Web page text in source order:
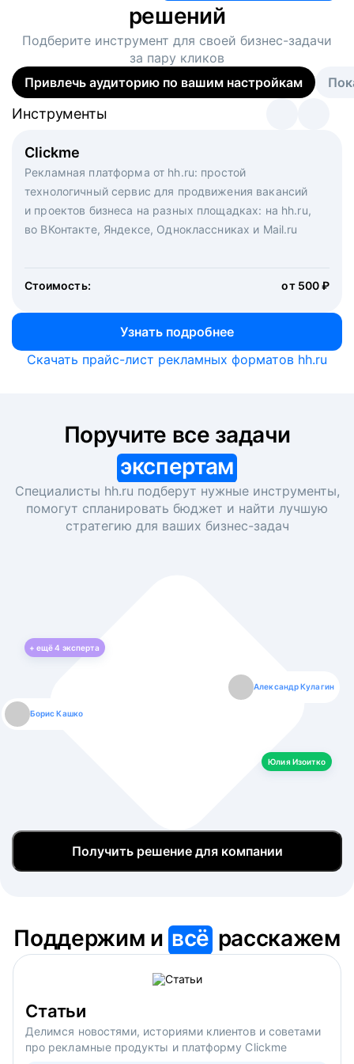
решений
Подберите инструмент для своей бизнес-задачи
за пару кликов
Привлечь аудиторию по вашим настройкам
Clickme
Рекламная платформа от hh.ru: простой
технологичный сервис для продвижения вакансий
и проектов бизнеса на разных площадках: на hh.ru,
во ВКонтакте, Яндексе, Одноклассниках и Mail.ru
Стоимость: от 500 ₽
Узнать подробнее
Инструменты
Вакансия дня
Рекламный формат для вакансий на главной странице
hh.ru. Увеличивает количество откликов
Инструменты
Массовый подбор под ключ. Решите, сколько
кандидатов и когда вам нужно, и за дело возьмутся
маркетологи, рекрутеры и проектные менеджеры
hh.ru с целым набором digital-инструментов
Инструменты
Скачать прайс-лист рекламных форматов hh.ru
экспертам
Специалисты hh.ru подберут нужные инструменты,
помогут спланировать бюджет и найти лучшую
стратегию для ваших бизнес-задач
+ ещё4 эксперта
Борис Кашко
Александр Кулагин
Юлия Изоитко
Юлия Изоитко
Даниил Макаров
Александр Кулагин
Екатерина Лазаренко
Даниил Макаров
Борис Кашко
Екатерина Лазаренко
Юлия Изоитко
Получить решение для компании
Поддержим ивсё расскажем
Статьи
Делимся новостями, историями клиентов и советами
про рекламные продукты и платформу Clickme